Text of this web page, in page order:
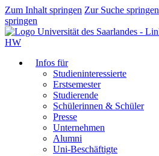
Zum Inhalt springen Zur Suche springen
springen
HW
Infos für
Studieninteressierte
Erstsemester
Studierende
Schülerinnen & Schüler
Presse
Unternehmen
Alumni
Uni-Beschäftigte